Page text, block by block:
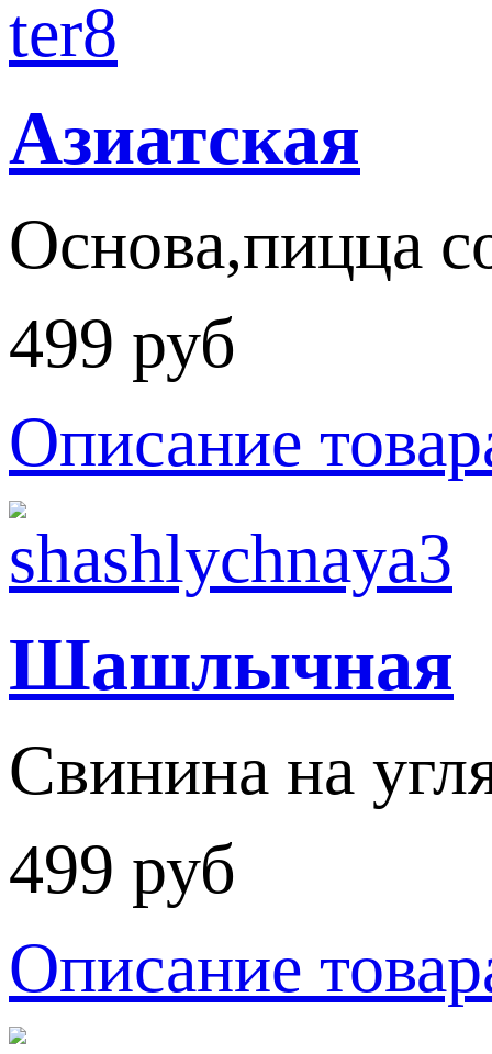
Азиатская
Основа,пицца
499 руб
Описание
Шашлычная
Свинина на
499 руб
Описание